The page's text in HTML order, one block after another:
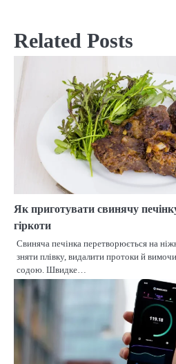
Related Posts
Як приготувати свинячу
гіркоти
Свиняча печінка перетворюється на
зняти плівку, видалити протоки й
содою. Швидке…